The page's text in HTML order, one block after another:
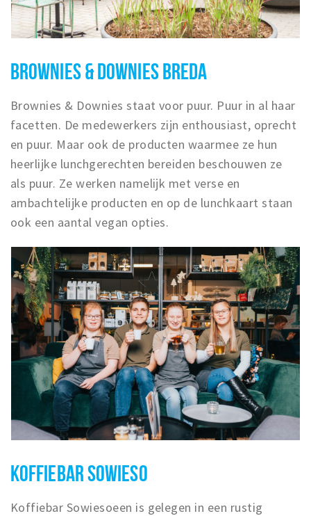
BROWNIES & DOWNIES BREDA
Brownies & Downies staat voor puur. Puur in al haar
facetten. De medewerkers zijn enthousiast, oprecht
en puur. Maar ook de producten waarmee ze hun
heerlijke lunchgerechten bereiden beschouwen ze
als puur. Ze werken namelijk met verse en
ambachtelijke producten en op de lunchkaart staan
ook een aantal vegan opties.
KOFFIEBAR SOWIESO
Koffiebar Sowiesoeen is gelegen in een rustig